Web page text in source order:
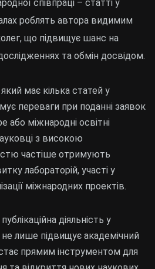
співпраці – статті у
роблять автора видимим
що підвищує шанс на
та обмін досвідом.
має кілька статей у
переваги при поданні заявок
або міжнародні освітні
з високою
частіше отримують
лабораторій, участі у
міжнародних проектів.
діяльність у
лише підвищує академічний
прямим інструментом для